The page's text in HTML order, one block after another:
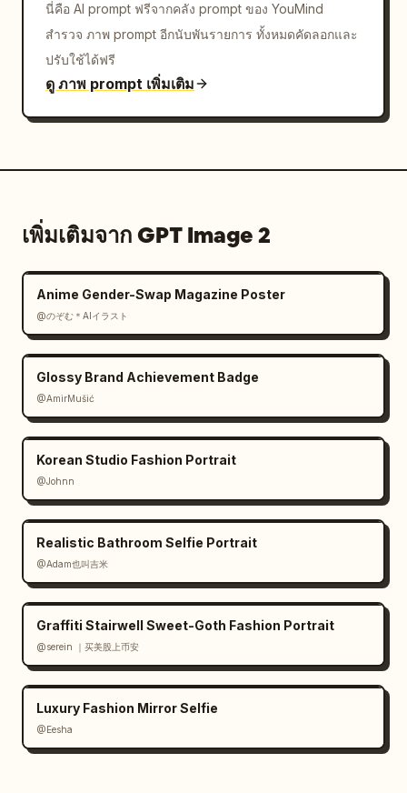
นี่คือ AI prompt ฟรีจากคลัง prompt ของ YouMind
สำรวจ ภาพ prompt อีกนับพันรายการ ทั้งหมดคัดลอกและ
ปรับใช้ได้ฟรี
ดู ภาพ prompt เพิ่มเติม
เพิ่มเติมจาก GPT Image 2
Anime Gender-Swap Magazine Poster
@のぞむ＊AIイラスト
Glossy Brand Achievement Badge
@AmirMušić
Korean Studio Fashion Portrait
@Johnn
Realistic Bathroom Selfie Portrait
@Adam也叫吉米
Graffiti Stairwell Sweet-Goth Fashion Portrait
@serein ｜买美股上币安
Luxury Fashion Mirror Selfie
@Eesha